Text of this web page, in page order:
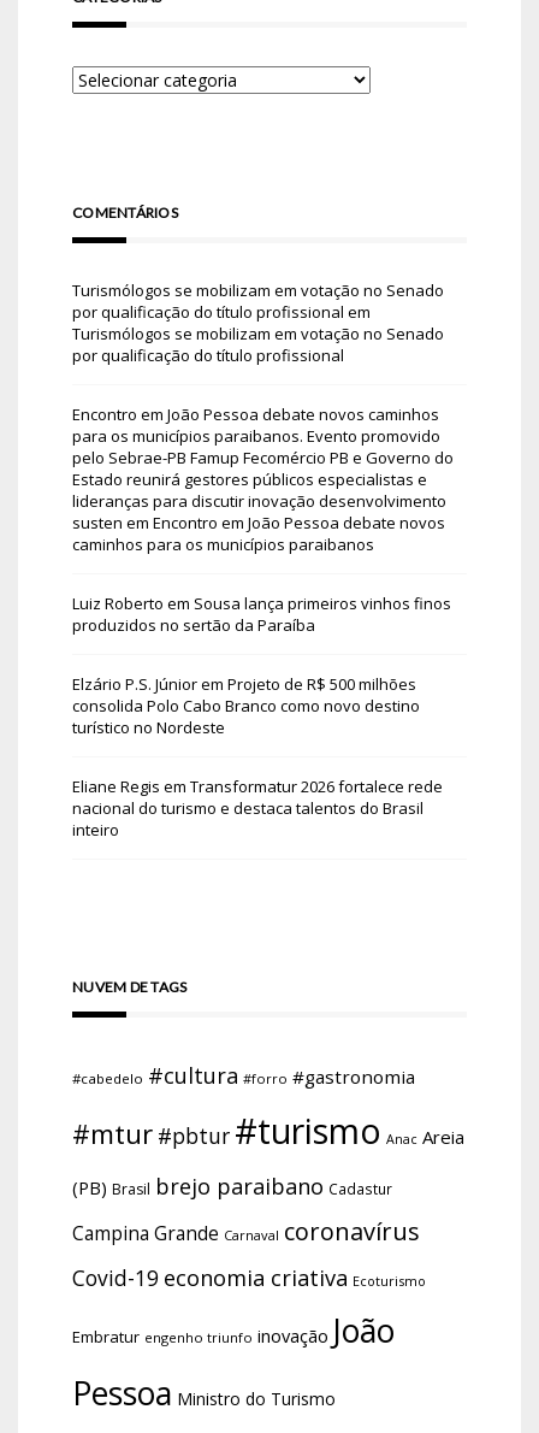
COMENTÁRIOS
Turismólogos se mobilizam em votação no Senado
por qualificação do título profissional em
Turismólogos se mobilizam em votação no Senado
por qualificação do título profissional
Encontro em João Pessoa debate novos caminhos
para os municípios paraibanos. Evento promovido
pelo Sebrae-PB Famup Fecomércio PB e Governo do
Estado reunirá gestores públicos especialistas e
lideranças para discutir inovação desenvolvimento
susten em Encontro em João Pessoa debate novos
caminhos para os municípios paraibanos
Luiz Roberto em Sousa lança primeiros vinhos finos
produzidos no sertão da Paraíba
Elzário P.S. Júniorem Projeto de R$ 500 milhões
consolida Polo Cabo Branco como novo destino
turístico no Nordeste
Eliane Regis em Transformatur 2026 fortalece rede
nacional do turismo e destaca talentos do Brasil
inteiro
NUVEM DE TAGS
#cabedelo #cultura #forro #gastronomia
#mtur #pbtur #turismo Anac Areia
(PB) Brasil brejo paraibano Cadastur
Campina Grande Carnaval coronavírus
Covid-19 economia criativa Ecoturismo
Embratur engenho triunfo inovação João
Pessoa Ministro do Turismo